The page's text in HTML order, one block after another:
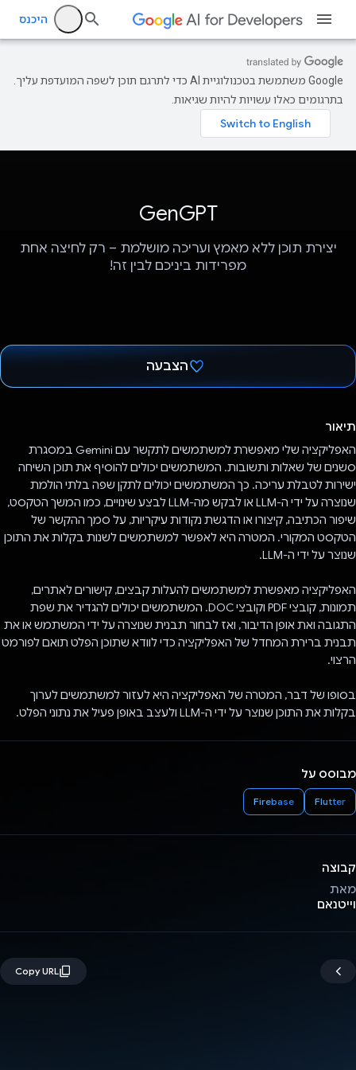
היכנס
‫Google משתמשת בטכנולוגיית AI כדי לתרגם תוכן לשפה המועדפת עליך.
בתרגומים כאלו עשויות להיות שגיאות.
GenGPT
יצירת תוכן ללא מאמץ ועריכה מושלמת – רק לחיצה אחת
מפרידות ביניכם לבין זה!
הצבעה
תיאור
האפליקציה שלי מאפשרת למשתמשים לתקשר עם Gemini במסגרת
סשנים של שאלות ותשובות. המשתמשים יכולים להוסיף את תוכן השיחה
ישירות לטבלת עריכה. כך המשתמשים יכולים לתקן שפה בלתי הולמת
שנוצרה על ידי ה-LLM או לבקש מה-LLM לבצע שינויים, כמו המשך הטקסט,
שיפור הכתיבה, קיצורו או הדגשת נקודות עיקריות, על סמך ההקשר של
הטקסט המקורי. המטרה היא לאפשר למשתמשים לשנות בקלות את התוכן
שנוצר על ידי ה-LLM.
האפליקציה מאפשרת למשתמשים להעלות קבצים, קישורים לאתרים,
תמונות, קובצי PDF וקובצי DOC. המשתמשים יכולים להגדיר את שפת
התגובה ואת אופן הדיבור, ואז לבחור תבנית שנוצרה על ידי המשתמש או את
תבנית ברירת המחדל של האפליקציה כדי לוודא שתוכן הפלט תואם לפורמט
הרצוי.
בסופו של דבר, המטרה של האפליקציה היא לעזור למשתמשים לערוך
בקלות את התוכן שנוצר על ידי ה-LLM ולעצב באופן פעיל את נתוני הפלט.
מבוסס על
Flutter
Firebase
קבוצה
מאת
וייטנאם